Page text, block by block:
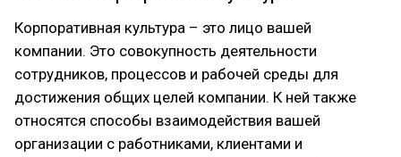
Корпоративная культура – это лицо вашей
компании. Это совокупность деятельности
сотрудников, процессов и рабочей среды для
достижения общих целей компании. К ней также
относятся способы взаимодействия вашей
организации с работниками, клиентами и